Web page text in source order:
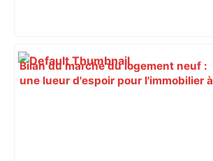
Bilan du marché du logement neuf :
une lueur d'espoir pour l'immobilier à